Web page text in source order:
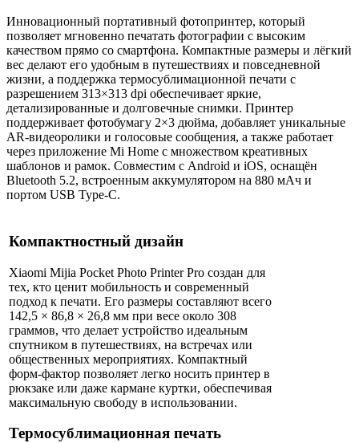
Инновационный портативный фотопринтер, который
позволяет мгновенно печатать фотографии с высоким
качеством прямо со смартфона. Компактные размеры и лёгкий
вес делают его удобным в путешествиях и повседневной
жизни, а поддержка термосублимационной печати с
разрешением 313×313 dpi обеспечивает яркие,
детализированные и долговечные снимки. Принтер
поддерживает фотобумагу 2×3 дюйма, добавляет уникальные
AR-видеоролики и голосовые сообщения, а также работает
через приложение Mi Home с множеством креативных
шаблонов и рамок. Совместим с Android и iOS, оснащён
Bluetooth 5.2, встроенным аккумулятором на 880 мАч и
портом USB Type-C.
Компактностный дизайн
Xiaomi Mijia Pocket Photo Printer Pro создан для
тех, кто ценит мобильность и современный
подход к печати. Его размеры составляют всего
142,5 × 86,8 × 26,8 мм при весе около 308
граммов, что делает устройство идеальным
спутником в путешествиях, на встречах или
общественных мероприятиях. Компактный
форм-фактор позволяет легко носить принтер в
рюкзаке или даже кармане куртки, обеспечивая
максимальную свободу в использовании.
Термосублимационная печать